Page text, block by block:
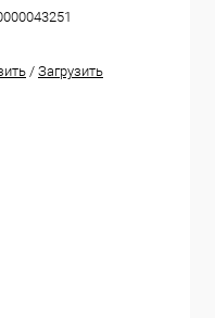
/ Загрузить